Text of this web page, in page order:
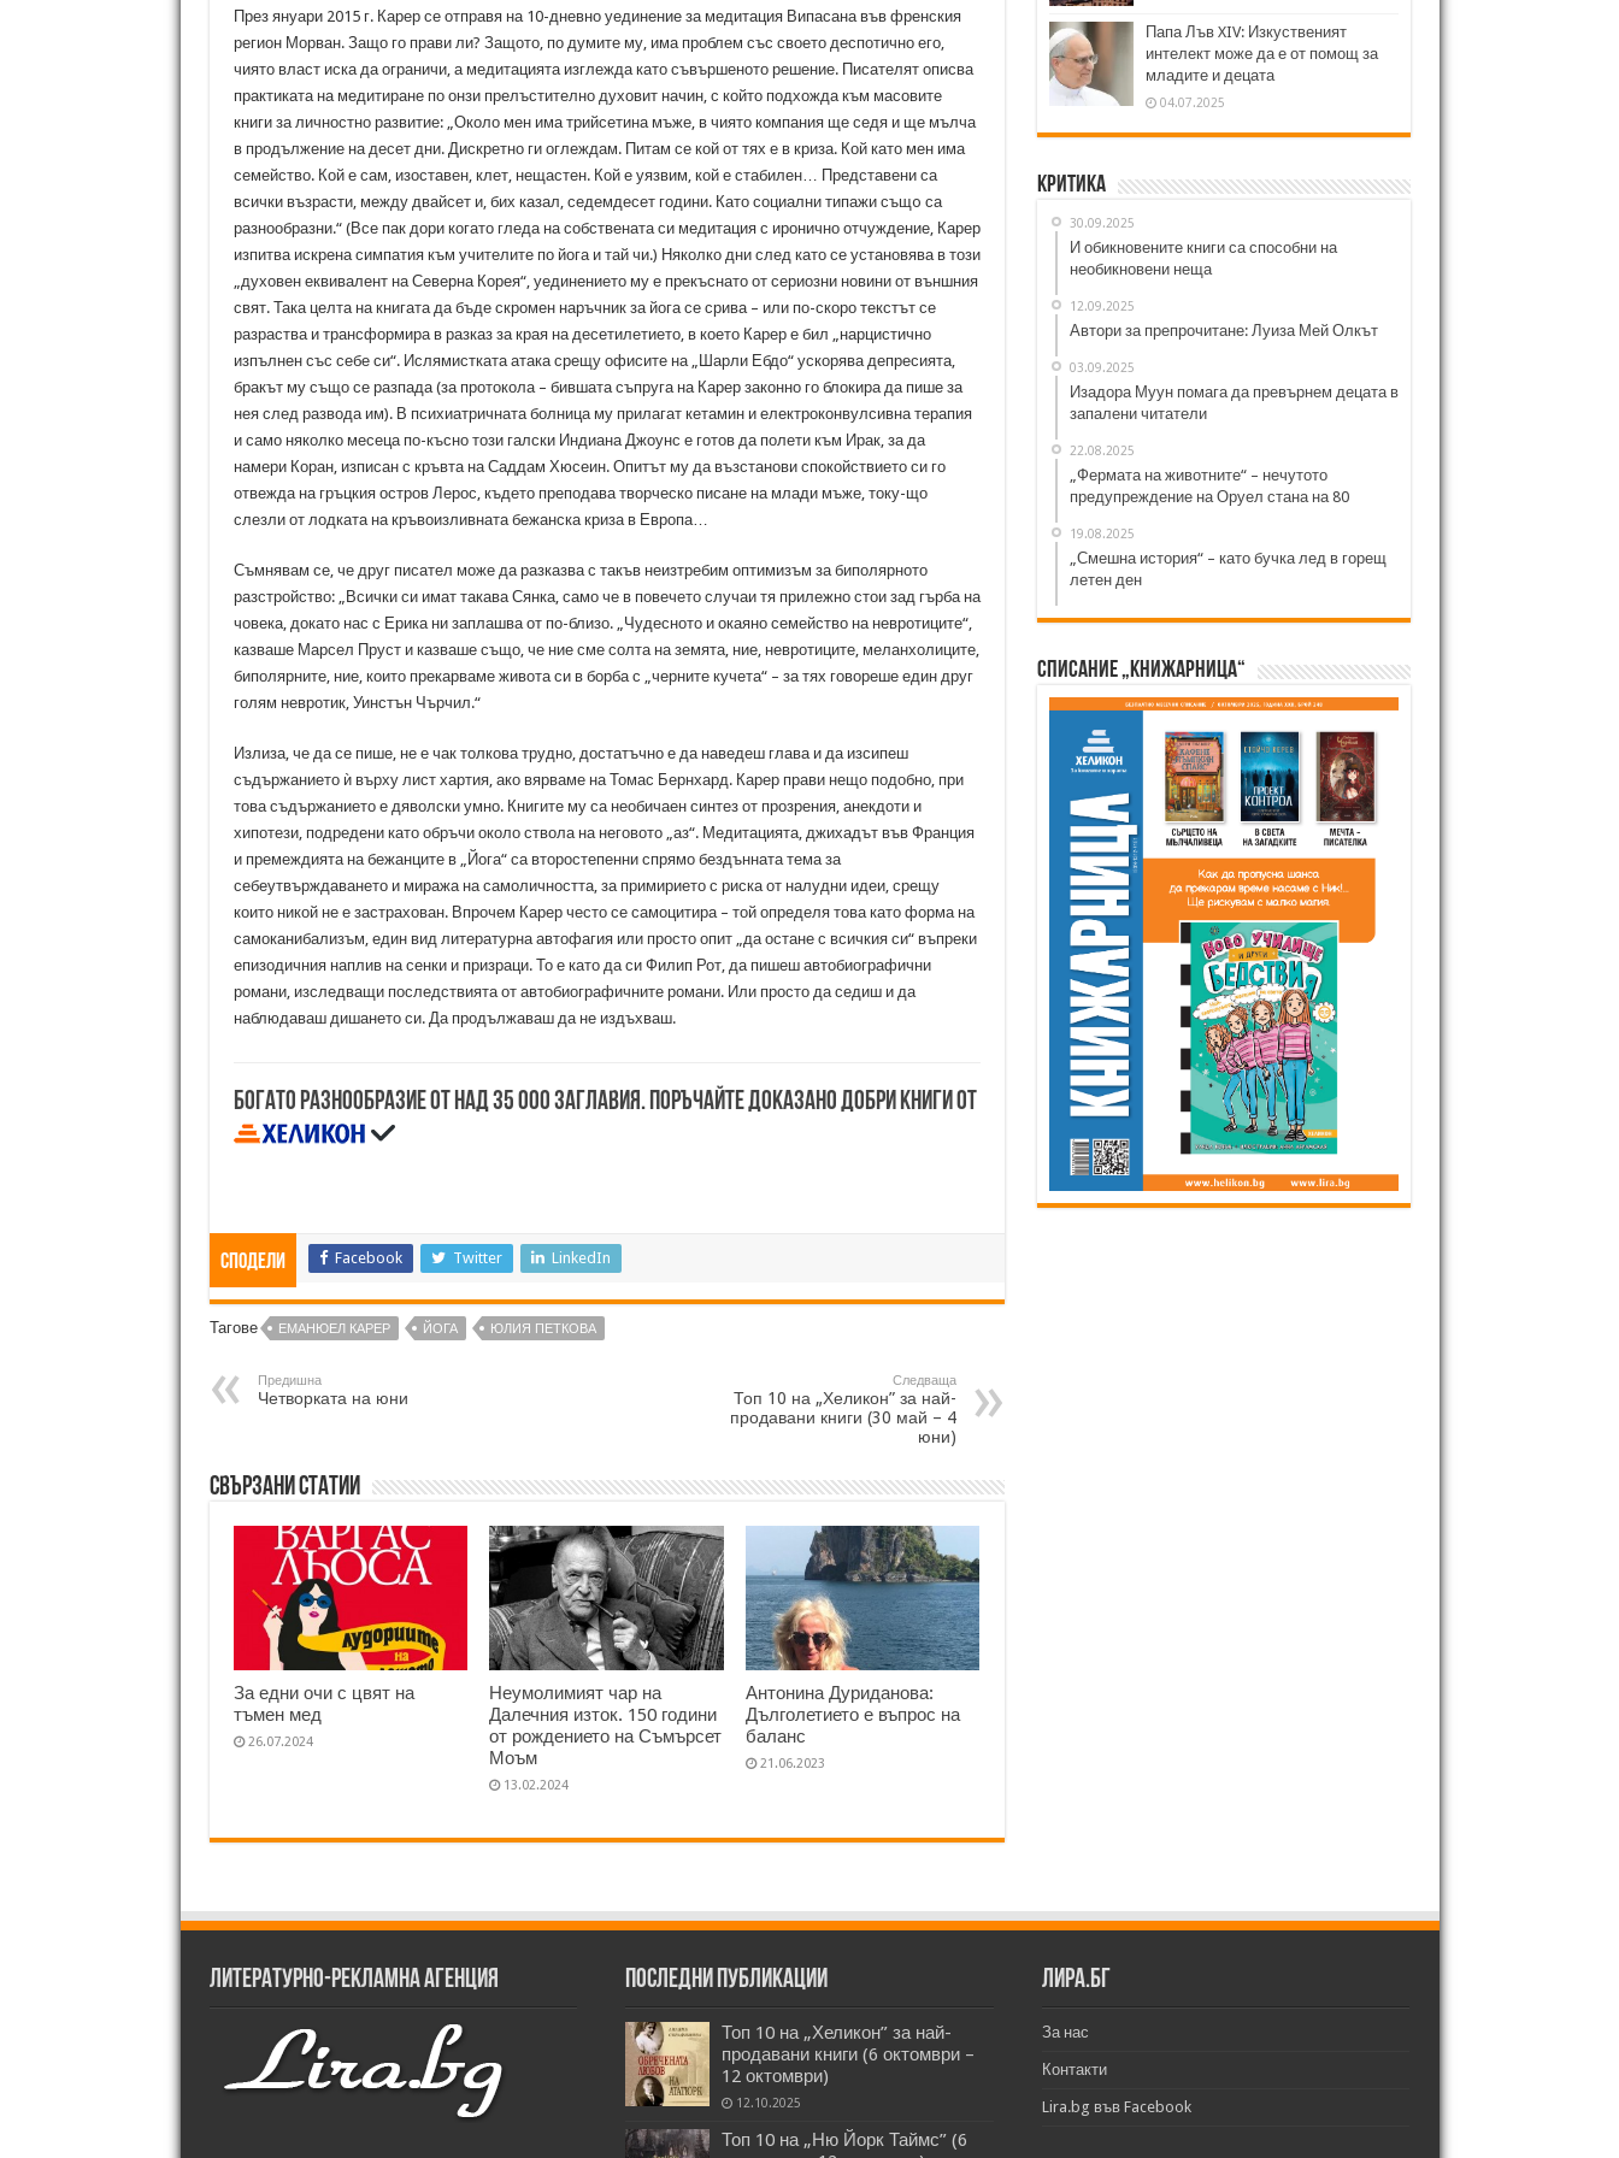
През януари 2015 г. Карер се отправя на 10-дневно уединение за медитация Випасана във френския
регион Морван. Защо го прави ли? Защото, по думите му, има проблем със своето деспотично его,
чиято власт иска да ограничи, а медитацията изглежда като съвършеното решение. Писателят описва
практиката на медитиране по онзи прелъстително духовит начин, с който подхожда към масовите
книги за личностно развитие: „Около мен има трийсетина мъже, в чиято компания ще седя и ще мълча
в продължение на десет дни. Дискретно ги оглеждам. Питам се кой от тях е в криза. Кой като мен има
семейство. Кой е сам, изоставен, клет, нещастен. Кой е уязвим, кой е стабилен… Представени са
всички възрасти, между двайсет и, бих казал, седемдесет години. Като социални типажи същo са
разнообразни.“ (Все пак дори когато гледа на собствената си медитация с иронично отчуждение, Карер
изпитва искрена симпатия към учителите по йога и тай чи.) Няколко дни след като се установява в този
„духовен еквивалент на Северна Корея“, уединението му е прекъснато от сериозни новини от външния
свят. Така целта на книгата да бъде скромен наръчник за йога се срива – или по-скоро текстът се
разраства и трансформира в разказ за края на десетилетието, в което Карер е бил „нарцистично
изпълнен със себе си“. Ислямистката атака срещу офисите на „Шарли Ебдо“ ускорява депресията,
бракът му също се разпада (за протокола – бившата съпруга на Карер законно го блокира да пише за
нея след развода им). В психиатричната болница му прилагат кетамин и електроконвулсивна терапия
и само няколко месеца по-късно този галски Индиана Джоунс е готов да полети към Ирак, за да
намери Коран, изписан с кръвта на Саддам Хюсеин. Опитът му да възстанови спокойствието си го
отвежда на гръцкия остров Лерос, където преподава творческо писане на млади мъже, току-що
слезли от лодката на кръвоизливната бежанска криза в Европа…
Съмнявам се, че друг писател може да разказва с такъв неизтребим оптимизъм за биполярното
разстройство: „Всички си имат такава Сянка, само че в повечето случаи тя прилежно стои зад гърба на
човека, докато нас с Ерика ни заплашва от по-близо. „Чудесното и окаяно семейство на невротиците“,
казваше Марсел Пруст и казваше също, че ние сме солта на земята, ние, невротиците, меланхолиците,
биполярните, ние, които прекарваме живота си в борба с „черните кучета“ – за тях говореше един друг
голям невротик, Уинстън Чърчил.“
Излиза, че да се пише, не е чак толкова трудно, достатъчно е да наведеш глава и да изсипеш
съдържанието ѝ върху лист хартия, ако вярваме на Томас Бернхард. Карер прави нещо подобно, при
това съдържанието е дяволски умно. Книгите му са необичаен синтез от прозрения, анекдоти и
хипотези, подредени като обръчи около ствола на неговото „аз“. Медитацията, джихадът във Франция
и премеждията на бежанците в „Йога“ са второстепенни спрямо бездънната тема за
себеутвърждаването и миража на самоличността, за примирието с риска от налудни идеи, срещу
които никой не е застрахован. Впрочем Карер често се самоцитира – той определя това като форма на
самоканибализъм, един вид литературна автофагия или просто опит „да остане с всичкия си“ въпреки
епизодичния наплив на сенки и призраци. То е като да си Филип Рот, да пишеш автобиографични
романи, изследващи последствията от автобиографичните романи. Или просто да седиш и да
наблюдаваш дишането си. Да продължаваш да не издъхваш.
Богато разнообразие от над 35 000 заглавия. Поръчайте доказано добри книги от
Сподели Facebook Twitter LinkedIn
Тагове ЕМАНЮЕЛ КАРЕР ЙОГА ЮЛИЯ ПЕТКОВА
Предишна
Четворката на юни
Следваща
Топ 10 на „Хеликон” за най-
продавани книги (30 май – 4
юни)
Свързани статии
За едни очи с цвят на
тъмен мед
26.07.2024
Неумолимият чар на
Далечния изток. 150 години
от рождението на Съмърсет
Моъм
13.02.2024
Антонина Дуриданова:
Дълголетието е въпрос на
баланс
21.06.2023
Папа Лъв XIV: Изкуственият
интелект може да е от помощ за
младите и децата
04.07.2025
Критика
30.09.2025
И обикновените книги са способни на
необикновени неща
12.09.2025
Автори за препрочитане: Луиза Мей Олкът
03.09.2025
Изадора Муун помага да превърнем децата в
запалени читатели
22.08.2025
„Фермата на животните“ – нечутото
предупреждение на Оруел стана на 80
19.08.2025
„Смешна история“ – като бучка лед в горещ
летен ден
Списание „Книжарница“
Литературно-рекламна агенция Последни публикации
Топ 10 на „Хеликон” за най-
продавани книги (6 октомври –
12 октомври)
12.10.2025
Топ 10 на „Ню Йорк Таймс” (6
Лира.бг
За нас
Контакти
Lira.bg във Facebook